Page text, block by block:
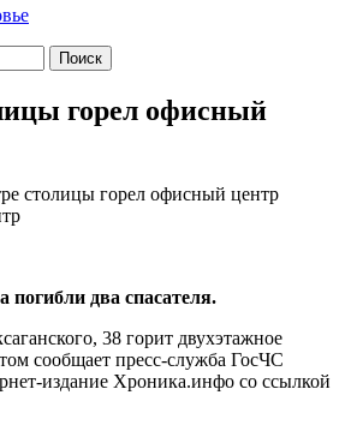
горел офисный
столицы горел офисный центр
два спасателя.
38 горит двухэтажное
сообщает пресс-служба ГосЧС
издание Хроника.инфо со ссылкой